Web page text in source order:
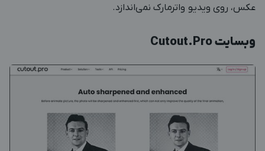
عکس، روی ویدیو واترمارک نمی‌اندازد.
وبسایت Cutout.Pro